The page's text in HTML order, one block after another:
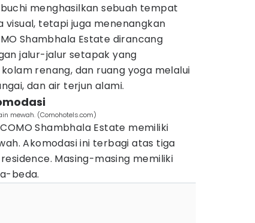
menghasilkan sebuah tempat
visual, tetapi juga menenangkan
Shambhala Estate dirancang
jalur-jalur setapak yang
renang, dan ruang yoga melalui
dan air terjun alami.
mewah. (Comohotels.com)
Shambhala Estate memiliki
Akomodasi ini terbagi atas tiga
Masing-masing memiliki
beda.